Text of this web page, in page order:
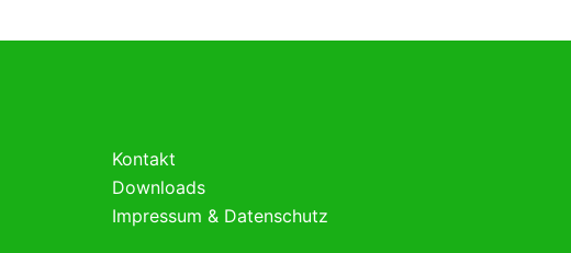
Kontakt
Downloads
Impressum & Datenschutz